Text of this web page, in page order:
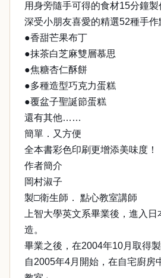
用身旁隨手可得的食材15分鐘
深受小朋友喜愛的精選52種手作
●香甜芒果布丁
●抹茶白芝麻雙層慕思
●焦糖杏仁酥餅
●多種造型巧克力蛋糕
●覆盆子聖誕節蛋糕
還有其他……
簡單．又方便
全本書彩色印刷更增添美味度！
作者簡介
岡村淑子
製□衛生師． 點心教室講師
上智大學英文系畢業後，進入
造。
畢業之後，在2004年10月取得
自2005年4月開始，在自宅廚房